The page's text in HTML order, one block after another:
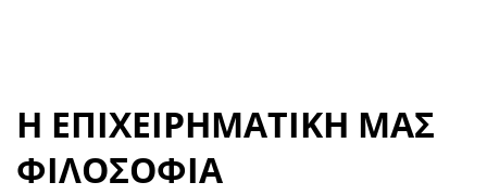
Η ΕΠΙΧΕΙΡΗΜΑΤΙΚΗ ΜΑΣ
ΦΙΛΟΣΟΦΙΑ